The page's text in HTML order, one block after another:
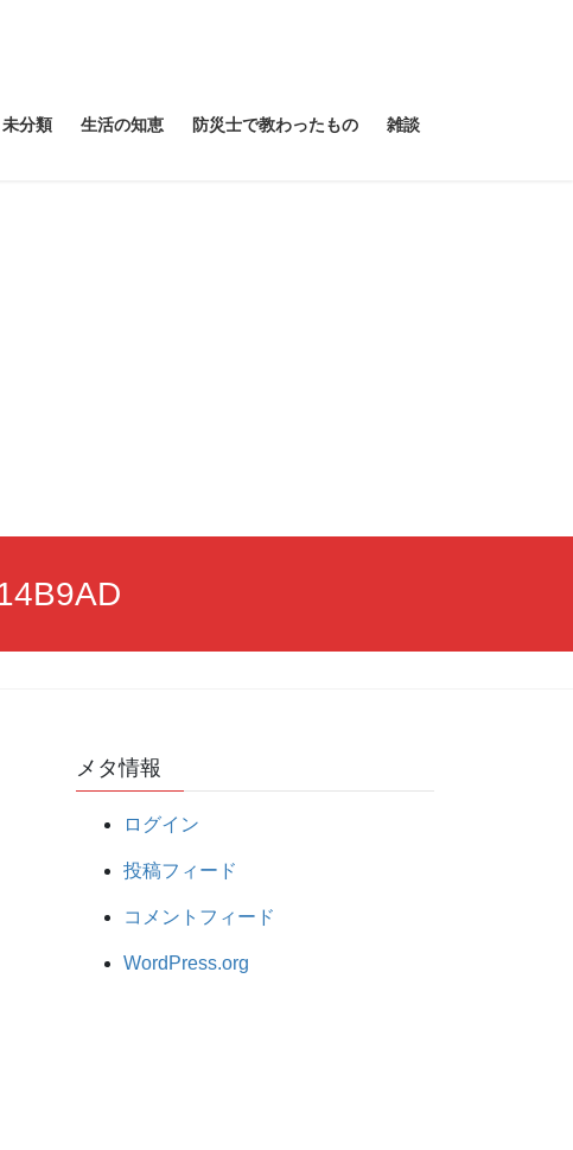
未分類 生活の知恵 防災士で教わったもの 雑談
メタ情報
ログイン
投稿フィード
コメントフィード
WordPress.org